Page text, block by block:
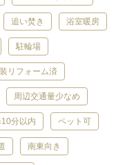
追い焚き 浴室暖房
駐輪場
リフォーム済
周辺交通量少なめ
分以内 ペット可
南東向き